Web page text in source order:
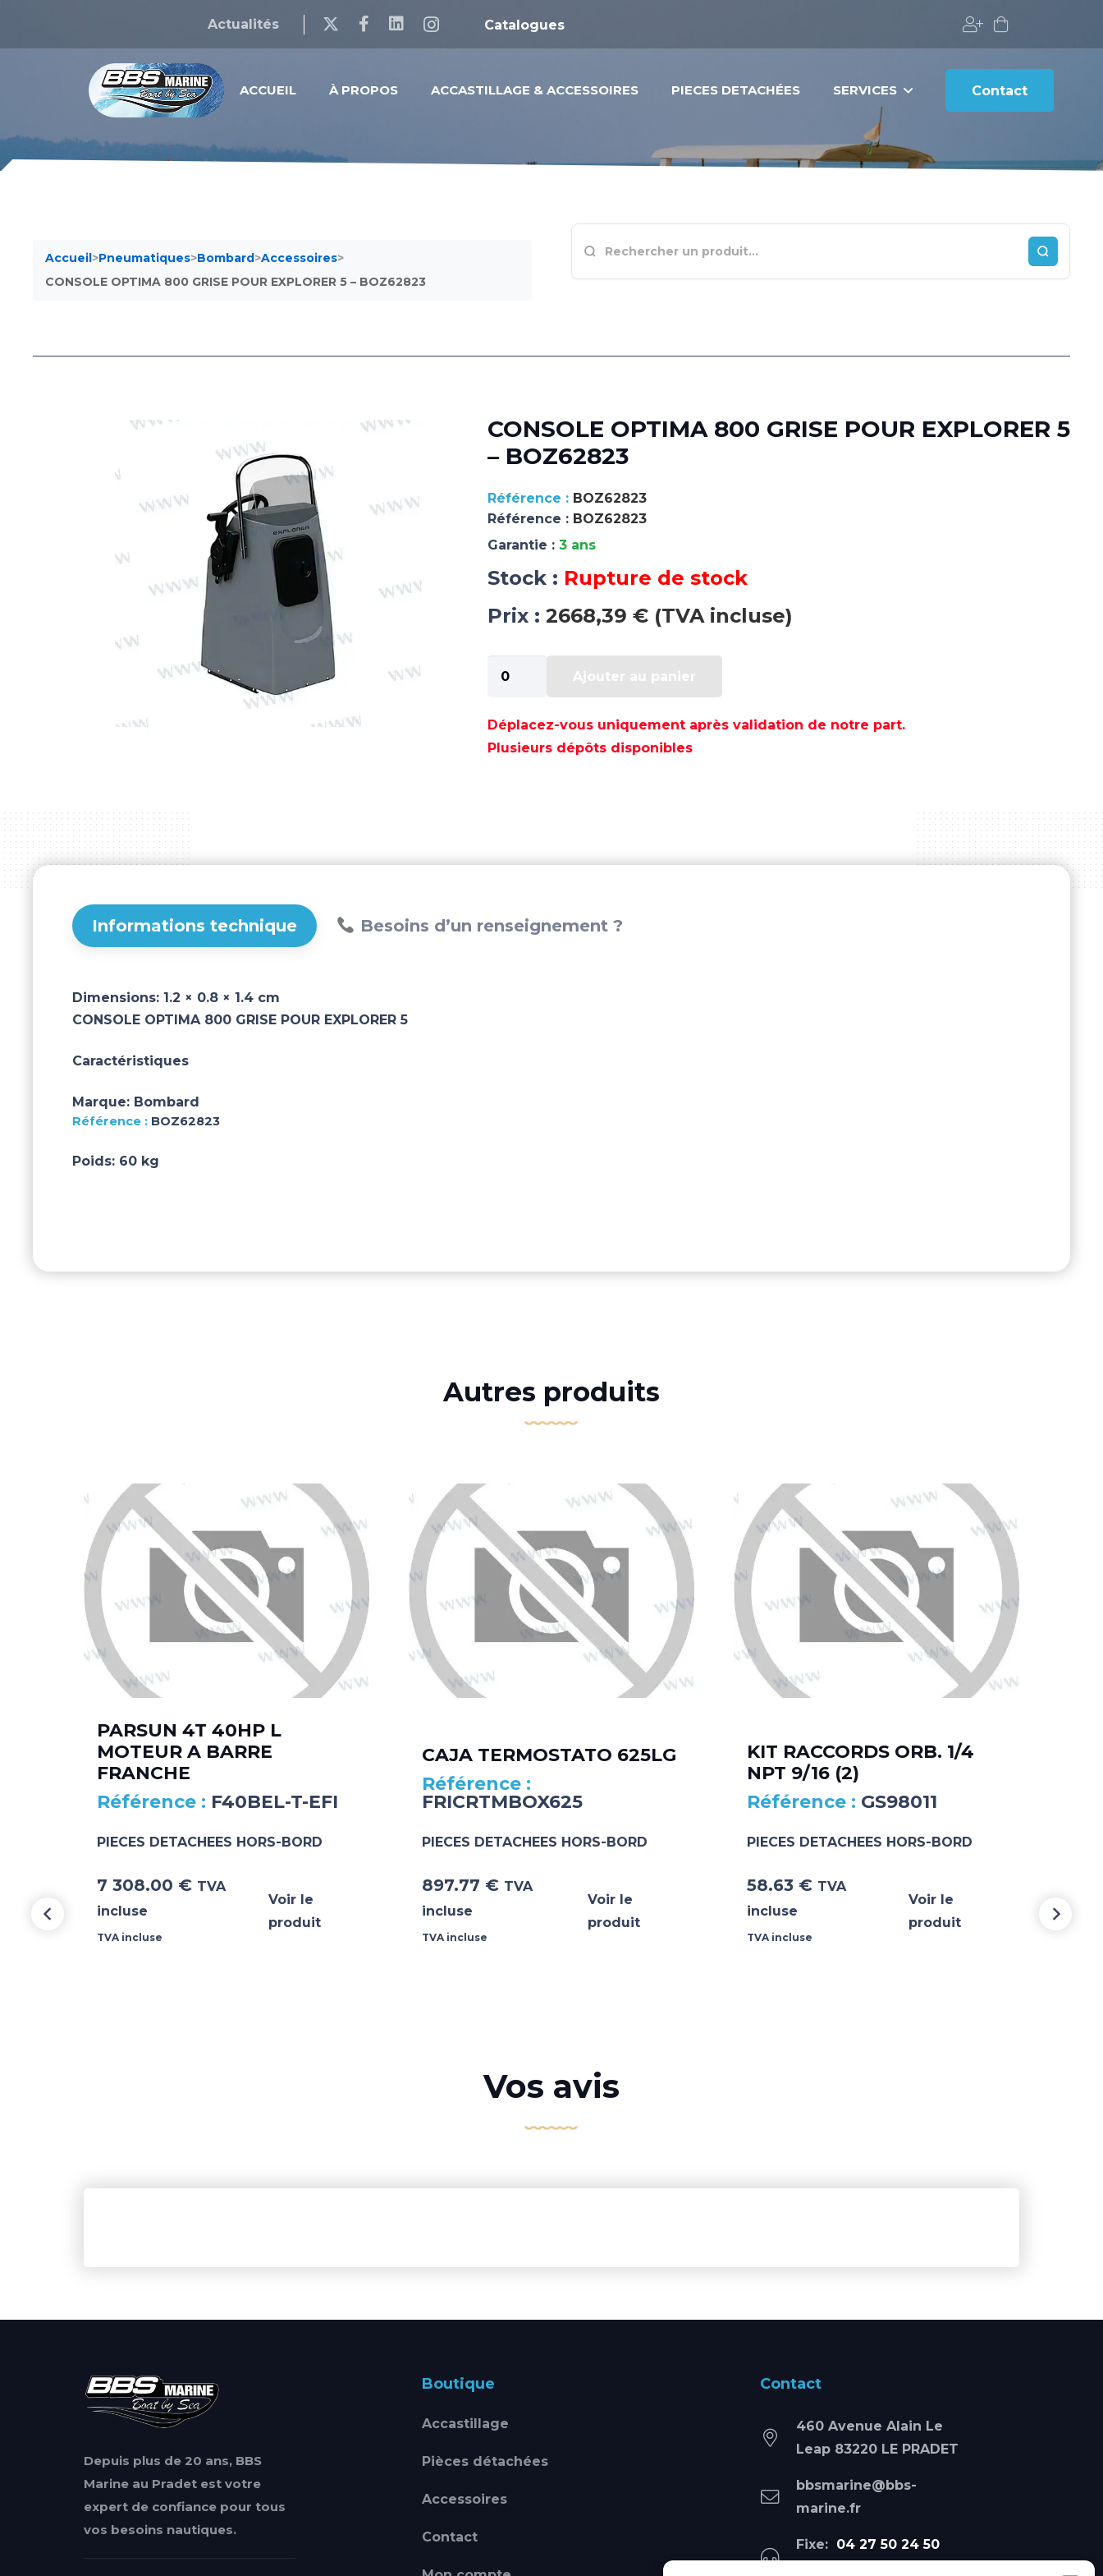
Actualités Catalogues
ACCUEIL À PROPOS ACCASTILLAGE & ACCESSOIRES PIECES DETACHÉES SERVICES Contact
Accueil>Pneumatiques>Bombard>Accessoires>
CONSOLE OPTIMA 800 GRISE POUR EXPLORER 5 – BOZ62823
CONSOLE OPTIMA 800 GRISE POUR EXPLORER 5
– BOZ62823
BOZ62823
Référence : BOZ62823
Garantie : 3 ans
Stock : Rupture de stock
Prix : 2668,39 € (TVA incluse)
de
OPTIMA
800
BOZ62823
Ajouter au panier
Déplacez-vous uniquement après validation de notre part.
Plusieurs dépôts disponibles
Informations technique Besoins d’un renseignement ?
Dimensions: 1.2 × 0.8 × 1.4 cm
CONSOLE OPTIMA 800 GRISE POUR EXPLORER 5
Caractéristiques
Marque: Bombard
BOZ62823
Poids: 60 kg
Autres produits
PARSUN 4T 40HP L
MOTEUR A BARRE
FRANCHE
F40BEL-T-EFI
PIECES DETACHEES HORS-BORD
7 308.00 € TVA
incluse
TVA incluse
Voir le
produit
CAJA TERMOSTATO 625LG
FRICRTMBOX625
PIECES DETACHEES HORS-BORD
897.77 € TVA
incluse
TVA incluse
Voir le
produit
KIT RACCORDS ORB. 1/4
NPT 9/16 (2)
GS98011
PIECES DETACHEES HORS-BORD
58.63 € TVA
incluse
TVA incluse
Voir le
produit
Vos avis
Depuis plus de 20 ans, BBS
Marine au Pradet est votre
expert de confiance pour tous
vos besoins nautiques.
Boutique
Accastillage
Pièces détachées
Accessoires
Contact
Contact
460 Avenue Alain Le
Leap 83220 LE PRADET
bbsmarine@bbs-
marine.fr
Fixe: 04 27 50 24 50